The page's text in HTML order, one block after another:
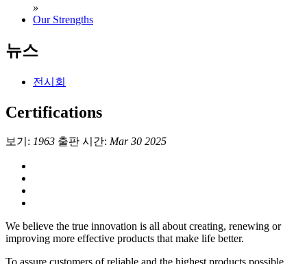
»
Our Strengths
뉴스
전시회
Certifications
보기: 1963 출판 시간: Mar 30 2025
We believe the true innovation is all about creating, renewing or
improving more effective products that make life better.